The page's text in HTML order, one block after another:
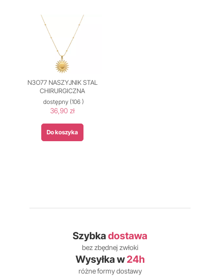
N3O77 NASZYJNIK STAL
CHIRURGICZNA
dostępny (106 )
36,90 zł
Do koszyka
Szybkadostawa
bez zbędnej zwłoki
Wysyłka w24h
różne formy dostawy